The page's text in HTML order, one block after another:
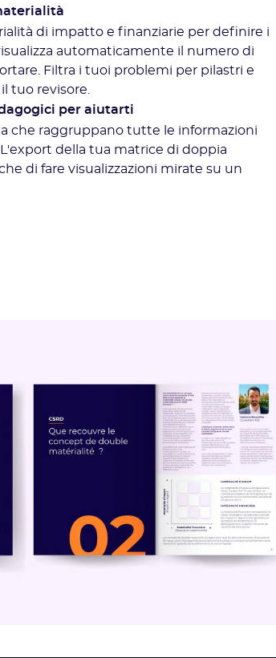
di impatto e finanziarie per definire i
automaticamente il numero di
Filtra i tuoi problemi per pilastri e
tuo revisore.
per aiutarti
che raggruppano tutte le informazioni
della tua matrice di doppia
di fare visualizzazioni mirate su un